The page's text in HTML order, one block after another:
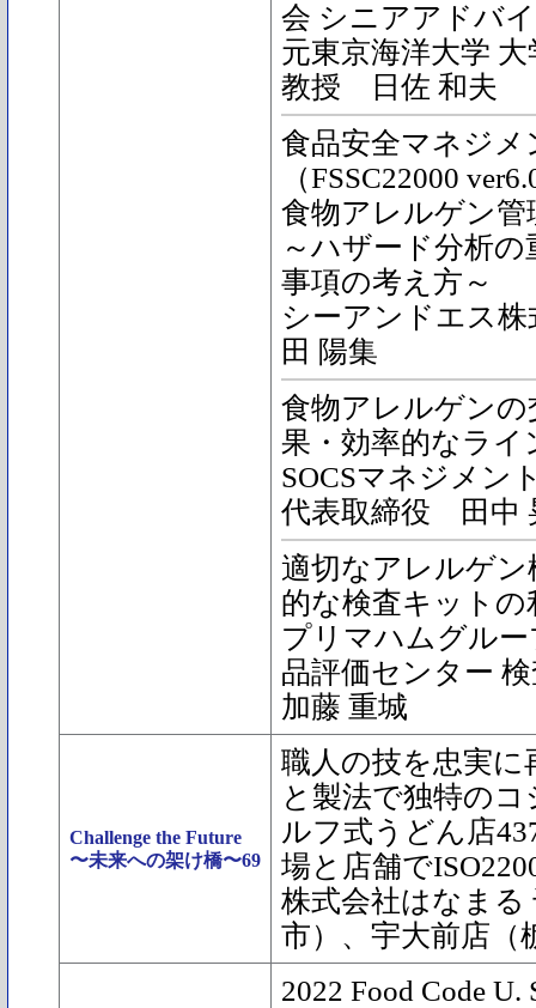
会 シニアアドバ
元東京海洋大学
教授 日佐 和夫
食品安全マネジ
（FSSC22000
食物アレルゲン
～ハザード分析
事項の考え方～
シーアンドエス
田 陽集
食物アレルゲン
果・効率的なライ
SOCSマネジメン
代表取締役 田中
適切なアレルゲン
的な検査キットの
プリマハムグル
品評価センター
加藤 重城
Challenge the Future
〜未来への架け橋〜69
職人の技を忠実
と製法で独特の
ルフ式うどん店
場と店舗で
株式会社はなまる
市）、宇大前店（
2022 Food Code U.